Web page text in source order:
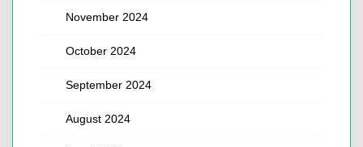
November 2024
October 2024
September 2024
August 2024